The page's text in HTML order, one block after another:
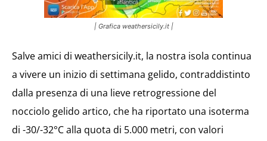
| Grafica weathersicily.it |
Salve amici di weathersicily.it, la nostra isola continua
a vivere un inizio di settimana gelido, contraddistinto
dalla presenza di una lieve retrogressione del
nocciolo gelido artico, che ha riportato una isoterma
di -30/-32°C alla quota di 5.000 metri, con valori